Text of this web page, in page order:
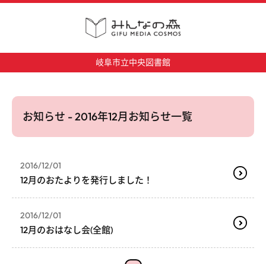
岐阜市立中央図書館
お知らせ - 2016年12月お知らせ一覧
2016/12/01
12月のおたよりを発行しました！
2016/12/01
12月のおはなし会(全館)